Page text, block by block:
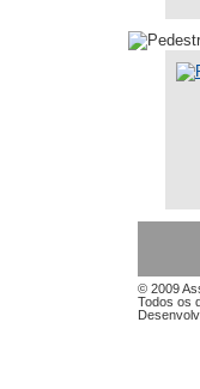
© 2009
Todos os